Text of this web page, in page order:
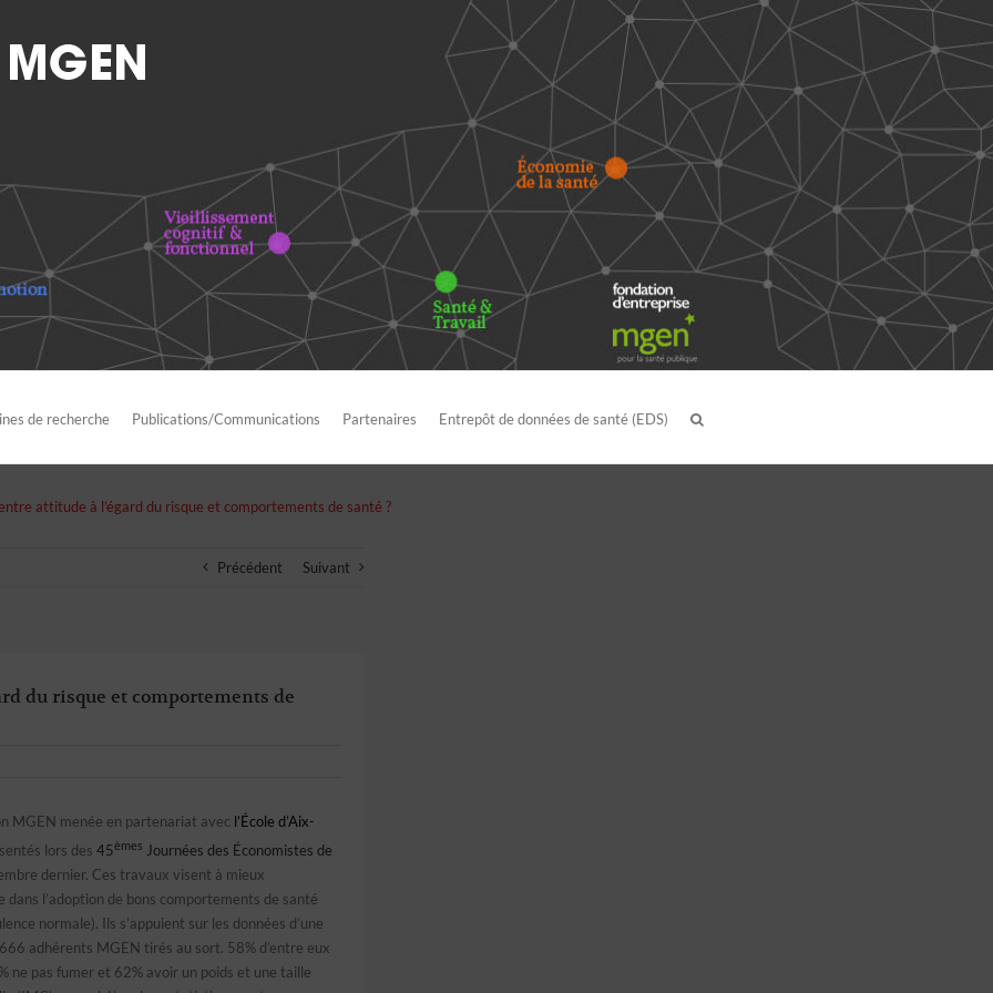
de recherche Publications/Communications Partenaires Entrepôt de données de santé (EDS)
attitude à l’égard du risque et comportements de santé ?
Précédent Suivant
du risque et comportements de
MGEN menée en partenariat avec l’École d’Aix-
lors des 45èmes Journées des Économistes de
dernier. Ces travaux visent à mieux
l’adoption de bons comportements de santé
normale). Ils s’appuient sur les données d’une
adhérents MGEN tirés au sort. 58% d’entre eux
ne pas fumer et 62% avoir un poids et une taille